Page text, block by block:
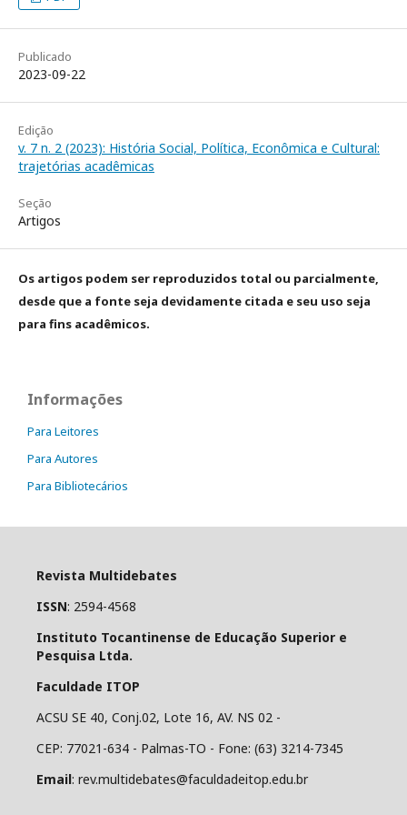
Publicado
2023-09-22
Edição
v. 7 n. 2 (2023): História Social, Política, Econômica e Cultural:
trajetórias acadêmicas
Seção
Artigos
Os artigos podem ser reproduzidos total ou parcialmente,
desde que a fonte seja devidamente citada e seu uso seja
para fins acadêmicos.
Informações
Para Leitores
Para Autores
Para Bibliotecários
Revista Multidebates
ISSN: 2594-4568
Instituto Tocantinense de Educação Superior e
Pesquisa Ltda.
Faculdade ITOP
ACSU SE 40, Conj.02, Lote 16, AV. NS 02 -
CEP: 77021-634 - Palmas-TO - Fone: (63) 3214-7345
Email: rev.multidebates@faculdadeitop.edu.br